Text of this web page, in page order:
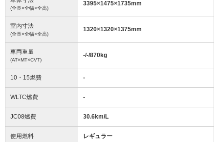
(全長×全幅×全高)
3395×1475×1735mm
室内寸法
(全長×全幅×全高)
1320×1320×1375mm
車両重量
(AT×MT×CVT)
-/-/870kg
10・15燃費 -
WLTC燃費 -
JC08燃費 30.6km/L
使用燃料 レギュラー